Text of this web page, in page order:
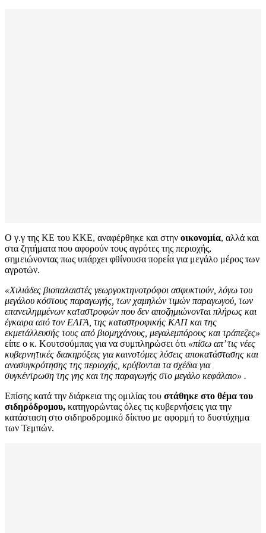
Ο γ.γ της ΚΕ του ΚΚΕ, αναφέρθηκε και στην οικονομία, αλλά και
στα ζητήματα που αφορούν τους αγρότες της περιοχής,
σημειώνοντας πως υπάρχει φθίνουσα πορεία για μεγάλο μέρος των
αγροτών.
«Χιλιάδες βιοπαλαιστές γεωργοκτηνοτρόφοι ασφυκτιούν, λόγω του
μεγάλου κόστους παραγωγής, των χαμηλών τιμών παραγωγού, των
επανειλημμένων καταστροφών που δεν αποζημιώνονται πλήρως και
έγκαιρα από τον ΕΛΓΑ, της καταστροφικής ΚΑΠ και της
εκμετάλλευσής τους από βιομηχάνους, μεγαλεμπόρους και τράπεζες»
είπε ο κ. Κουτσούμπας για να συμπληρώσει ότι «πίσω απ’ τις νέες
κυβερνητικές διακηρύξεις για καινοτόμες λύσεις αποκατάστασης και
ανασυγκρότησης της περιοχής, κρύβονται τα σχέδια για
συγκέντρωση της γης και της παραγωγής στο μεγάλο κεφάλαιο» .
Επίσης κατά την διάρκεια της ομιλίας του στάθηκε στο θέμα του
σιδηρόδρομου, κατηγορώντας όλες τις κυβερνήσεις για την
κατάσταση στο σιδηροδρομικό δίκτυο με αφορμή το δυστύχημα
των Τεμπών.